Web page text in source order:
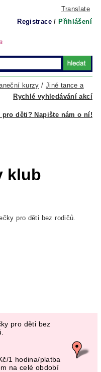
Translate
Registrace / Přihlášení
Rychlé vyhledávání akcí
kurzy /Jiné tance a
pro děti? Napište nám o ní!
klub
pro děti bez rodičů.
pro děti bez
1 hodina/platba
na celé období